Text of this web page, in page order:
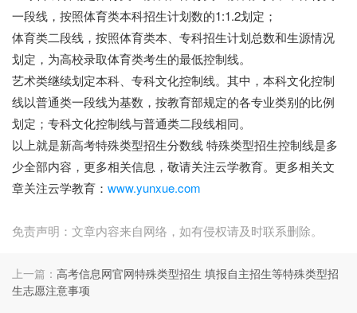
一段线，按照体育类本科招生计划数的1:1.2划定；
体育类二段线，按照体育类本、专科招生计划总数和生源情况
划定，为高校录取体育类考生的最低控制线。
艺术类继续划定本科、专科文化控制线。其中，本科文化控制
线以普通类一段线为基数，按教育部规定的各专业类别的比例
划定；专科文化控制线与普通类二段线相同。
以上就是新高考特殊类型招生分数线 特殊类型招生控制线是多
少全部内容，更多相关信息，敬请关注云学教育。更多相关文
章关注云学教育： www.yunxue.com
免责声明：文章内容来自网络，如有侵权请及时联系删除。
上一篇： 高考信息网官网特殊类型招生 填报自主招生等特殊类型招
生志愿注意事项